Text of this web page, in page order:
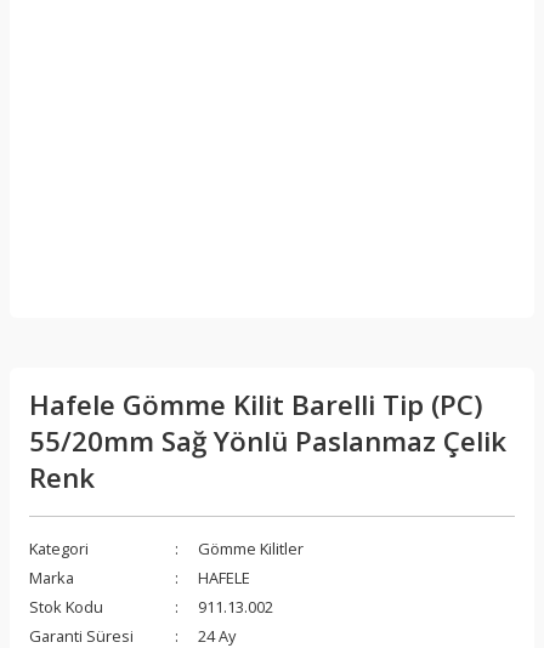
Hafele Gömme Kilit Barelli Tip (PC)
55/20mm Sağ Yönlü Paslanmaz Çelik
Renk
Kategori
Gömme Kilitler
Marka
HAFELE
Stok Kodu
911.13.002
Garanti Süresi
24 Ay